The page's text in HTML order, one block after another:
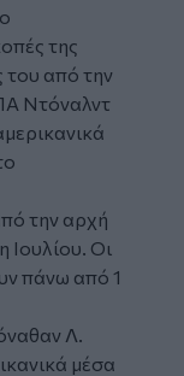
της
από την
Ντόναλντ
την αρχή
Ιουλίου. Οι
πάνω από 1
Λ.
μέσα